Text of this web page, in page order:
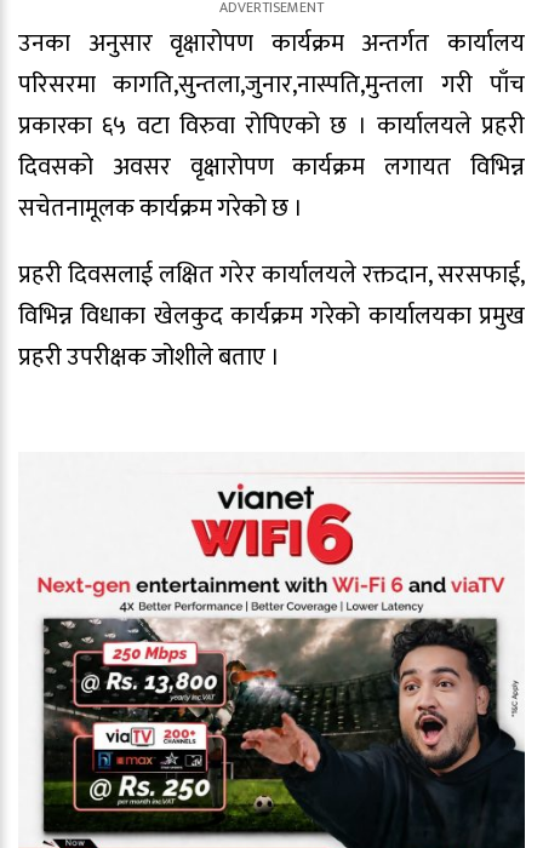
उनका अनुसार वृक्षारोपण कार्यक्रम अन्तर्गत कार्यालय
परिसरमा कागति,सुन्तला,जुनार,नास्पति,मुन्तला गरी पाँच
प्रकारका ६५ वटा विरुवा रोपिएको छ । कार्यालयले प्रहरी
दिवसको अवसर वृक्षारोपण कार्यक्रम लगायत विभिन्न
सचेतनामूलक कार्यक्रम गरेको छ ।
प्रहरी दिवसलाई लक्षित गरेर कार्यालयले रक्तदान, सरसफाई,
विभिन्न विधाका खेलकुद कार्यक्रम गरेको कार्यालयका प्रमुख
प्रहरी उपरीक्षक जोशीले बताए ।